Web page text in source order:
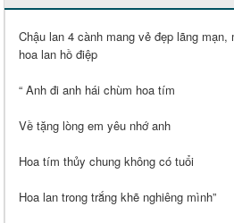
Chậu lan 4 cành mang vẻ đẹp lãng
hoa lan hồ điệp
“ Anh đi anh hái chùm hoa tím
Về tặng lòng em yêu nhớ anh
Hoa tím thủy chung không có tuổi
Hoa lan trong trắng khẽ nghiêng mình”